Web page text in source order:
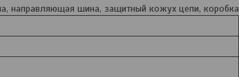
направляющая шина, защитный кожух цепи, коробка